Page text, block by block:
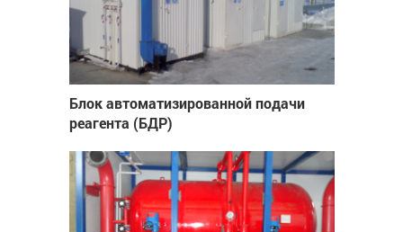
Блок автоматизированной подачи
реагента (БДР)